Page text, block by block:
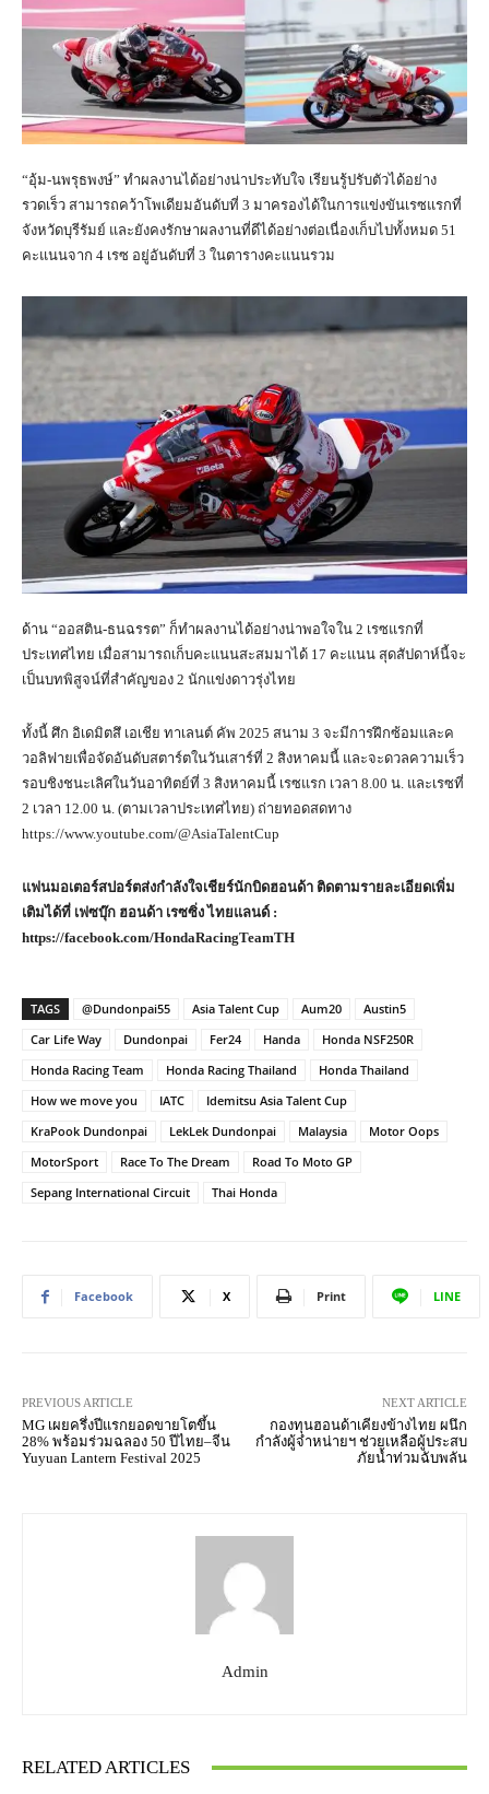
“อุ้ม-นพรุธพงษ์” ทำผลงานได้อย่างน่าประทับใจ เรียนรู้ปรับตัวได้อย่าง
รวดเร็ว สามารถคว้าโพเดียมอันดับที่ 3 มาครองได้ในการแข่งขันเรซแรกที่
จังหวัดบุรีรัมย์ และยังคงรักษาผลงานที่ดีได้อย่างต่อเนื่องเก็บไปทั้งหมด 51
คะแนนจาก 4 เรซ อยู่อันดับที่ 3 ในตารางคะแนนรวม
ด้าน “ออสติน-ธนฉรรต” ก็ทำผลงานได้อย่างน่าพอใจใน 2 เรซแรกที่
ประเทศไทย เมื่อสามารถเก็บคะแนนสะสมมาได้ 17 คะแนน สุดสัปดาห์นี้จะ
เป็นบทพิสูจน์ที่สำคัญของ 2 นักแข่งดาวรุ่งไทย
ทั้งนี้ ศึก อิเดมิตสึ เอเชีย ทาเลนต์ คัพ 2025 สนาม 3 จะมีการฝึกซ้อมและค
วอลิฟายเพื่อจัดอันดับสตาร์ตในวันเสาร์ที่ 2 สิงหาคมนี้ และจะดวลความเร็ว
รอบชิงชนะเลิศในวันอาทิตย์ที่ 3 สิงหาคมนี้ เรซแรก เวลา 8.00 น. และเรซที่
2 เวลา 12.00 น. (ตามเวลาประเทศไทย) ถ่ายทอดสดทาง
https://www.youtube.com/@AsiaTalentCup
แฟนมอเตอร์สปอร์ตส่งกำลังใจเชียร์นักบิดฮอนด้า ติดตามรายละเอียดเพิ่ม
เติมได้ที่ เฟซบุ๊ก ฮอนด้า เรซซิ่ง ไทยแลนด์ :
https://facebook.com/HondaRacingTeamTH
TAGS @Dundonpai55 Asia Talent Cup Aum20
Austin5
Car Life Way
Dundonpai Fer24 Handa
Honda NSF250R
Honda Racing Team
Honda Racing Thailand
Honda Thailand
How we move you
IATC
Idemitsu Asia Talent Cup
KraPook Dundonpai
LekLek Dundonpai Malaysia
Motor Oops
MotorSport
Race To The Dream
Road To Moto GP
Sepang International Circuit
Thai Honda
Facebook X Print LINE
PREVIOUS ARTICLE
MG เผยครึ่งปีแรกยอดขายโตขึ้น
28% พร้อมร่วมฉลอง 50 ปีไทย–จีน
Yuyuan Lantern Festival 2025
NEXT ARTICLE
กองทุนฮอนด้าเคียงข้างไทย ผนึก
กำลังผู้จำหน่ายฯ ช่วยเหลือผู้ประสบ
ภัยน้ำท่วมฉับพลัน
Admin
RELATED ARTICLES